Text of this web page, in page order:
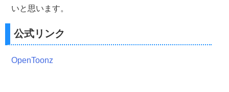
いと思います。
公式リンク
OpenToonz